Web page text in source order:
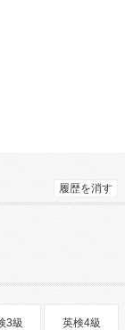
履歴を消す
3級 英検4級